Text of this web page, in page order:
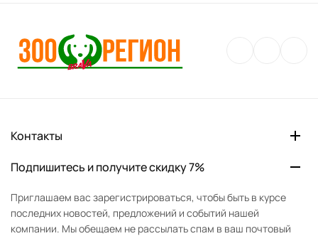
Контакты
Подпишитесь и получите скидку 7%
Приглашаем вас зарегистрироваться, чтобы быть в курсе
последних новостей, предложений и событий нашей
компании. Мы обещаем не рассылать спам в ваш почтовый